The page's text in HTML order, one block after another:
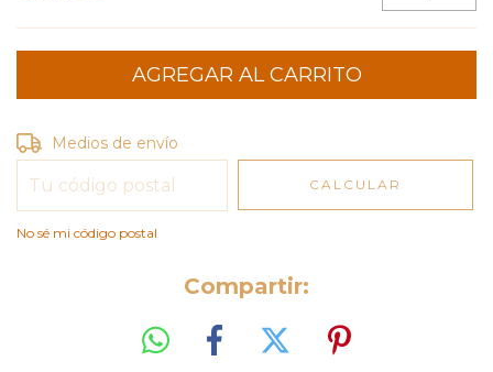
Entregas para el CP:
Medios de envío
CALCULAR
No sé mi código postal
Compartir: